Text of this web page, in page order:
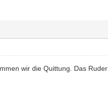
wir die Quittung. Das Ruder